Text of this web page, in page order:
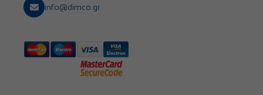
info@dimco.gr